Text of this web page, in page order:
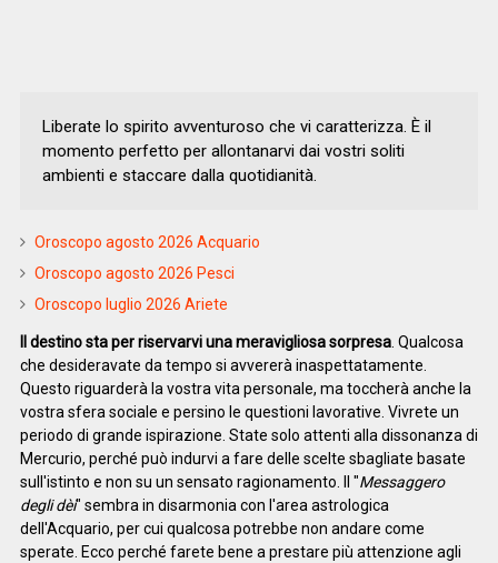
Liberate lo spirito avventuroso che vi caratterizza. È il
momento perfetto per allontanarvi dai vostri soliti
ambienti e staccare dalla quotidianità.
Oroscopo agosto 2026 Acquario
Oroscopo agosto 2026 Pesci
Oroscopo luglio 2026 Ariete
Il destino sta per riservarvi una meravigliosa sorpresa. Qualcosa
che desideravate da tempo si avvererà inaspettatamente.
Questo riguarderà la vostra vita personale, ma toccherà anche la
vostra sfera sociale e persino le questioni lavorative. Vivrete un
periodo di grande ispirazione. State solo attenti alla dissonanza di
Mercurio, perché può indurvi a fare delle scelte sbagliate basate
sull'istinto e non su un sensato ragionamento. Il "Messaggero
degli dèi" sembra in disarmonia con l'area astrologica
dell'Acquario, per cui qualcosa potrebbe non andare come
sperate. Ecco perché farete bene a prestare più attenzione agli